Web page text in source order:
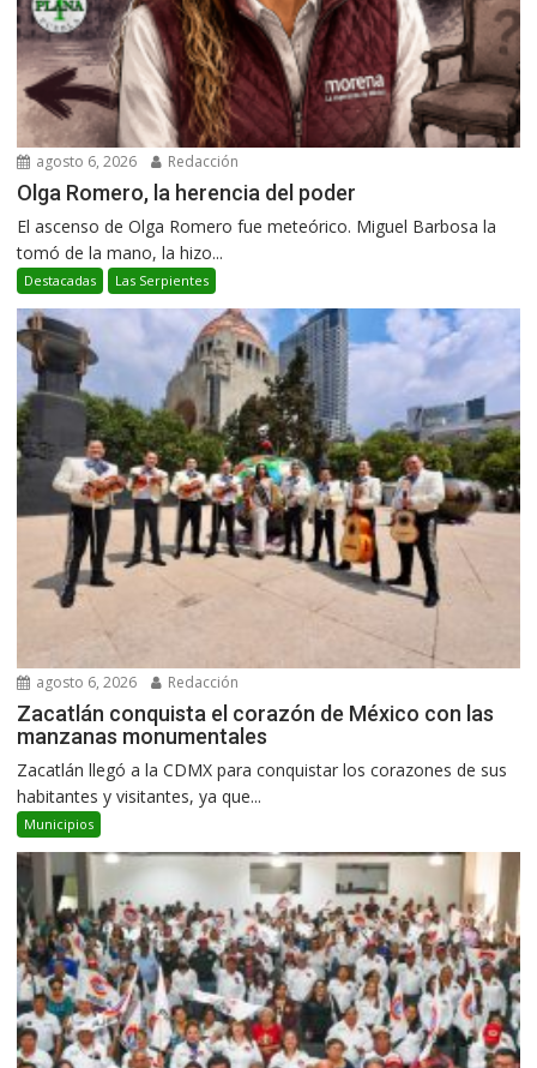
agosto 6, 2026 Redacción
Olga Romero, la herencia del poder
El ascenso de Olga Romero fue meteórico. Miguel Barbosa la
tomó de la mano, la hizo...
Destacadas Las Serpientes
agosto 6, 2026 Redacción
Zacatlán conquista el corazón de México con las
manzanas monumentales
Zacatlán llegó a la CDMX para conquistar los corazones de sus
habitantes y visitantes, ya que...
Municipios